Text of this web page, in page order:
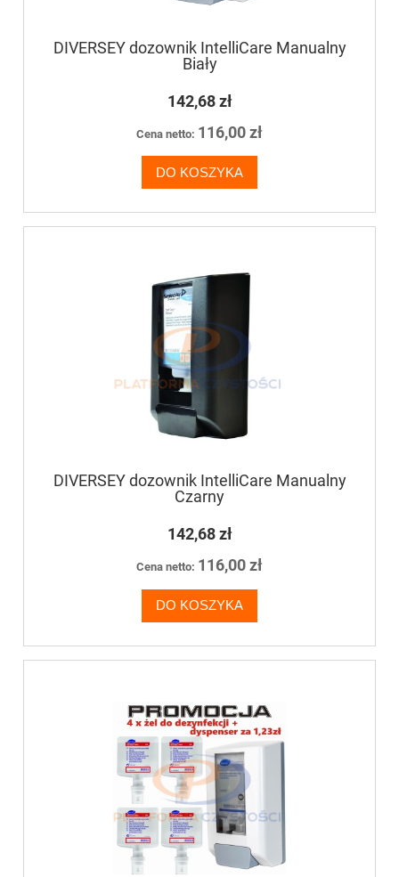
DIVERSEY dozownik IntelliCare Manualny
Biały
142,68 zł
Cena netto: 116,00 zł
DO KOSZYKA
DIVERSEY dozownik IntelliCare Manualny
Czarny
142,68 zł
Cena netto: 116,00 zł
DO KOSZYKA